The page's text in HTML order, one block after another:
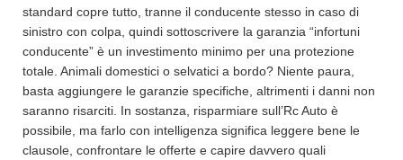
standard copre tutto, tranne il conducente stesso in caso di
sinistro con colpa, quindi sottoscrivere la garanzia “infortuni
conducente” è un investimento minimo per una protezione
totale. Animali domestici o selvatici a bordo? Niente paura,
basta aggiungere le garanzie specifiche, altrimenti i danni non
saranno risarciti. In sostanza, risparmiare sull’Rc Auto è
possibile, ma farlo con intelligenza significa leggere bene le
clausole, confrontare le offerte e capire davvero quali